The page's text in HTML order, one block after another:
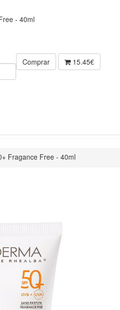
- 40ml
Comprar
15.45€
Fragance Free - 40ml